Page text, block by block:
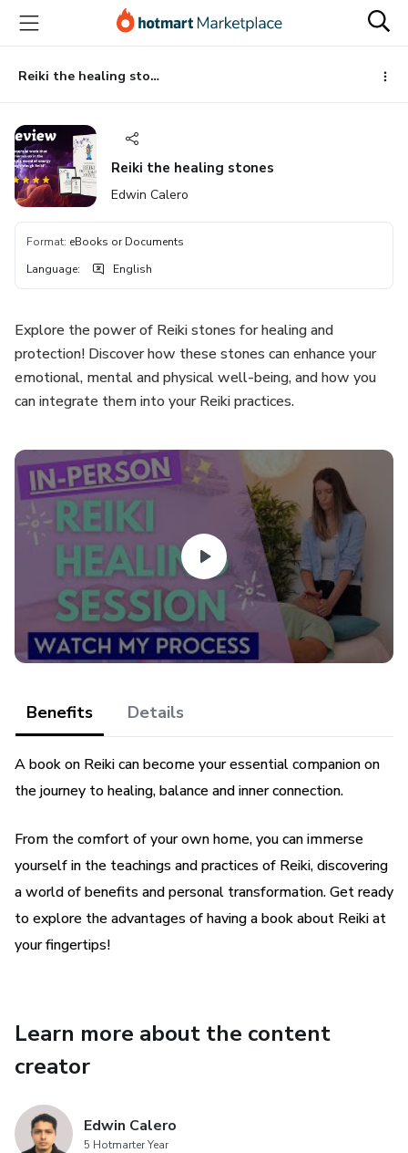
main
content
Reiki the healing stones
Reiki the healing stones
Edwin Calero
Format: eBooks or Documents
Language: English
Explore the power of Reiki stones for healing and
protection! Discover how these stones can enhance your
emotional, mental and physical well-being, and how you
can integrate them into your Reiki practices.
Benefits Details
A book on Reiki can become your essential companion on
the journey to healing, balance and inner connection.
From the comfort of your own home, you can immerse
yourself in the teachings and practices of Reiki, discovering
a world of benefits and personal transformation. Get ready
to explore the advantages of having a book about Reiki at
your fingertips!
Learn more about the content
creator
Edwin Calero
5 Hotmarter Year